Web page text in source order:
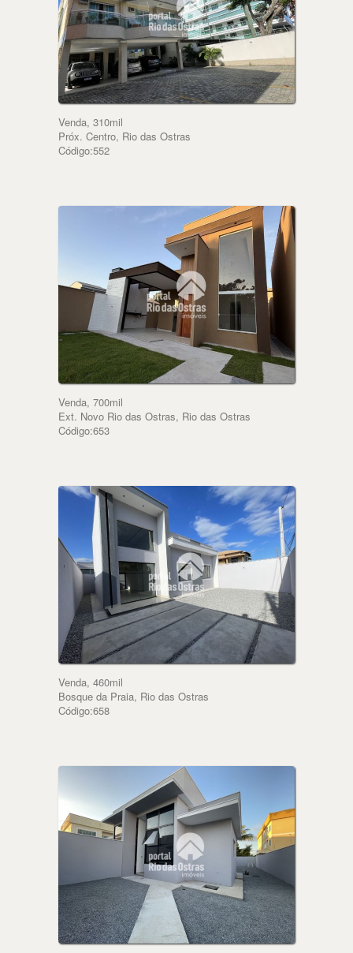
Venda, 310mil
Próx. Centro, Rio das Ostras
Código:552
Venda, 700mil
Ext. Novo Rio das Ostras, Rio das Ostras
Código:653
Venda, 460mil
Bosque da Praia, Rio das Ostras
Código:658